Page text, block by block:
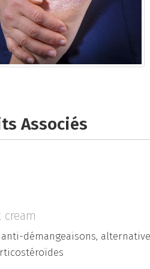
Associés
cream
anti-démangeaisons, alternative